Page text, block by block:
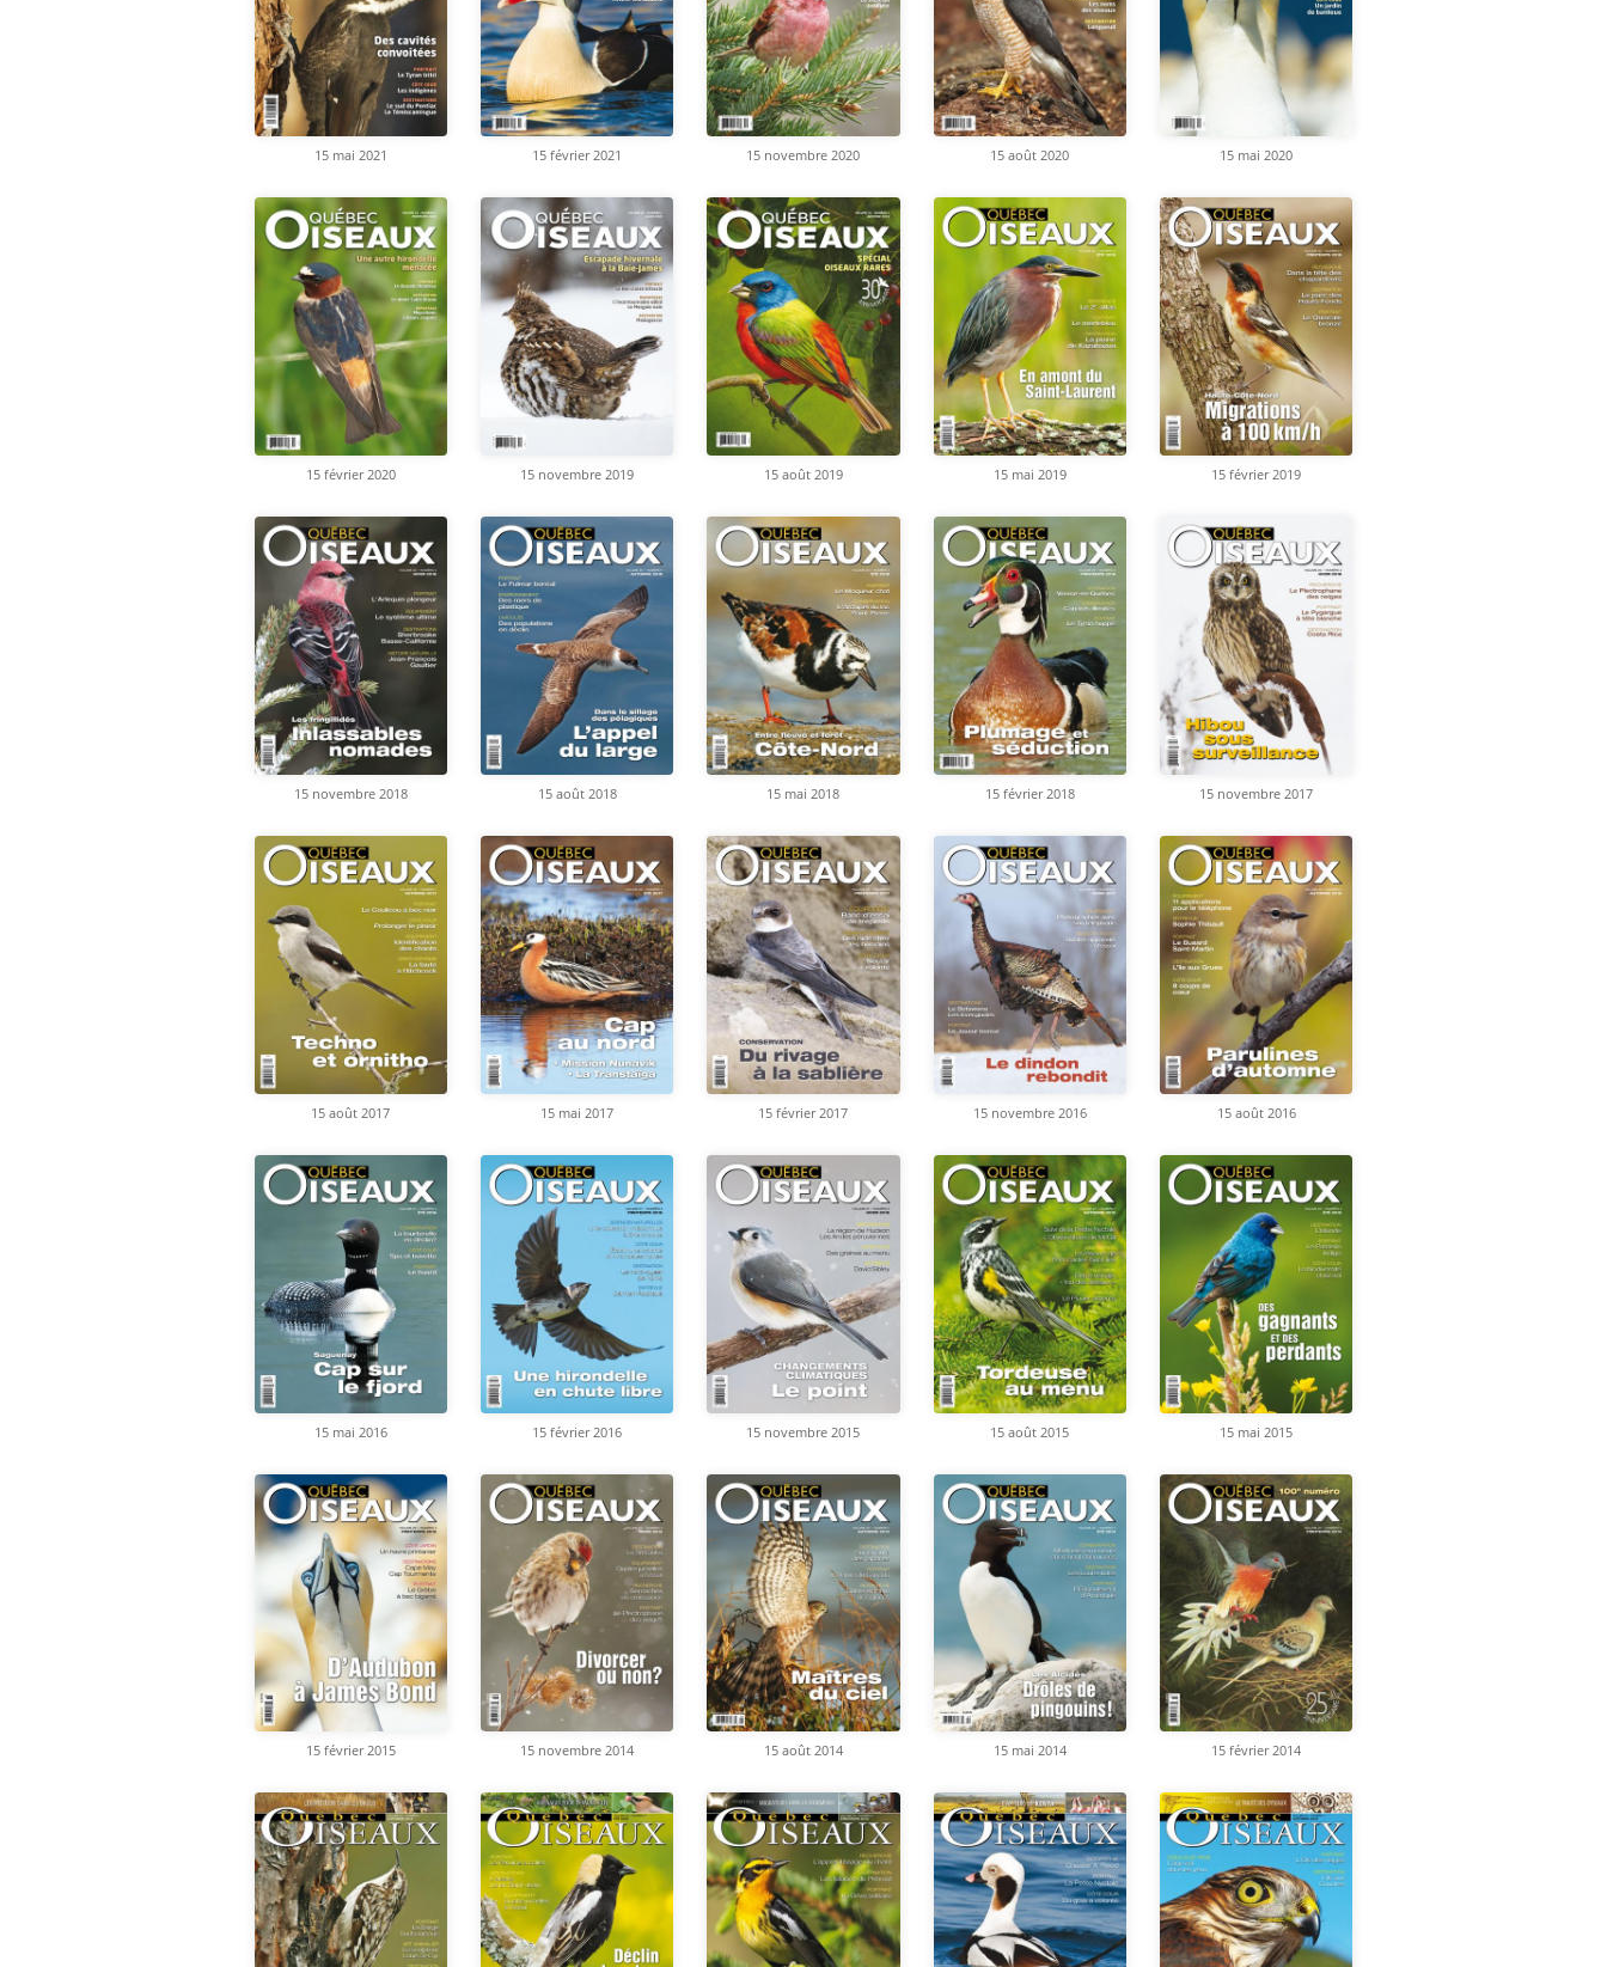
15 mai 2021 15 février 2021 15 novembre 2020 15 août 2020 15 mai 2020
15 février 2020 15 novembre 2019 15 août 2019 15 mai 2019 15 février 2019
15 novembre 2018 15 août 2018 15 mai 2018 15 février 2018 15 novembre 2017
15 août 2017 15 mai 2017 15 février 2017 15 novembre 2016 15 août 2016
15 mai 2016 15 février 2016 15 novembre 2015 15 août 2015 15 mai 2015
15 février 2015 15 novembre 2014 15 août 2014 15 mai 2014 15 février 2014